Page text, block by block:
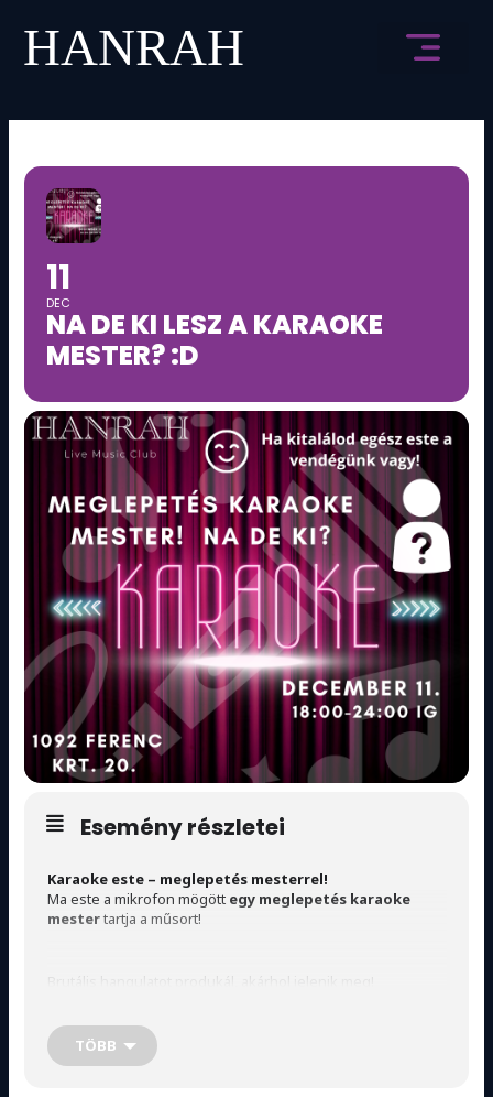
content
11
DEC
NA DE KI LESZ A KARAOKE
MESTER? :D
Esemény részletei
Karaoke este – meglepetés mesterrel!
Ma este a mikrofon mögött egy meglepetés karaoke
mestertartja a műsort!
Ő fogja pörgetni az éneklést, a hangulatot, meg néha talán
az idegeiteket is.
TÖBB